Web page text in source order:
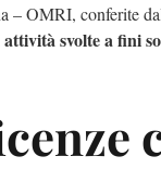
OMRI, conferite
svolte a fini